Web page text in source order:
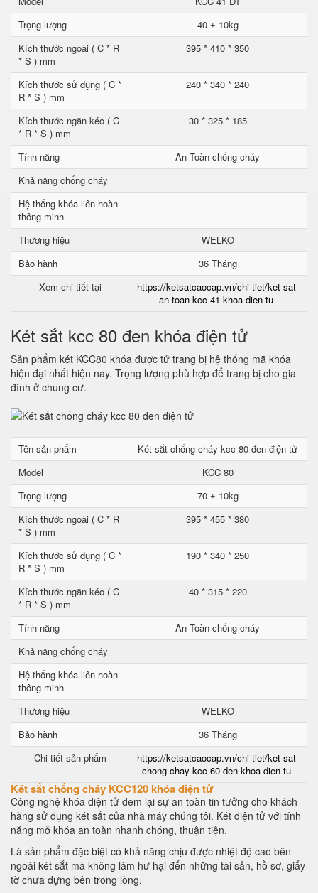
Trọng lượng
40 ± 10kg
Kích thước ngoài ( C * R
* S ) mm
395 * 410 * 350
Kích thước sử dụng ( C *
R * S ) mm
240 * 340 * 240
Kích thước ngăn kéo ( C
* R * S ) mm
30 * 325 * 185
Tính năng
An Toàn chống cháy
Khả năng chống cháy
Hệ thống khóa liên hoàn
thông minh
Thương hiệu
WELKO
Bảo hành
36 Tháng
Xem chi tiết tại
https://ketsatcaocap.vn/chi-tiet/ket-sat-
an-toan-kcc-41-khoa-dien-tu
Két sắt kcc 80 đen khóa điện tử
Sản phẩm két KCC80 khóa được tử trang bị hệ thống mã khóa
hiện đại nhất hiện nay. Trọng lượng phù hợp để trang bị cho gia
đình ở chung cư.
Tên sản phẩm
Két sắt chống cháy kcc 80 đen điện tử
Model
KCC 80
Trọng lượng
70 ± 10kg
Kích thước ngoài ( C * R
* S ) mm
395 * 455 * 380
Kích thước sử dụng ( C *
R * S ) mm
190 * 340 * 250
Kích thước ngăn kéo ( C
* R * S ) mm
40 * 315 * 220
Tính năng
An Toàn chống cháy
Khả năng chống cháy
Hệ thống khóa liên hoàn
thông minh
Thương hiệu
WELKO
Bảo hành
36 Tháng
Chi tiết sản phẩm
https://ketsatcaocap.vn/chi-tiet/ket-sat-
chong-chay-kcc-60-den-khoa-dien-tu
Két sắt chống cháy KCC120 khóa điện tử
Công nghệ khóa điện tử đem lại sự an toàn tin tưởng cho khách
hàng sử dụng két sắt của nhà máy chúng tôi. Két điện tử với tính
năng mở khóa an toàn nhanh chóng, thuận tiện.
Là sản phẩm đặc biệt có khả năng chịu được nhiệt độ cao bên
ngoài két sắt mà không làm hư hại đến những tài sản, hồ sơ, giấy
tờ chưa đựng bên trong lòng.